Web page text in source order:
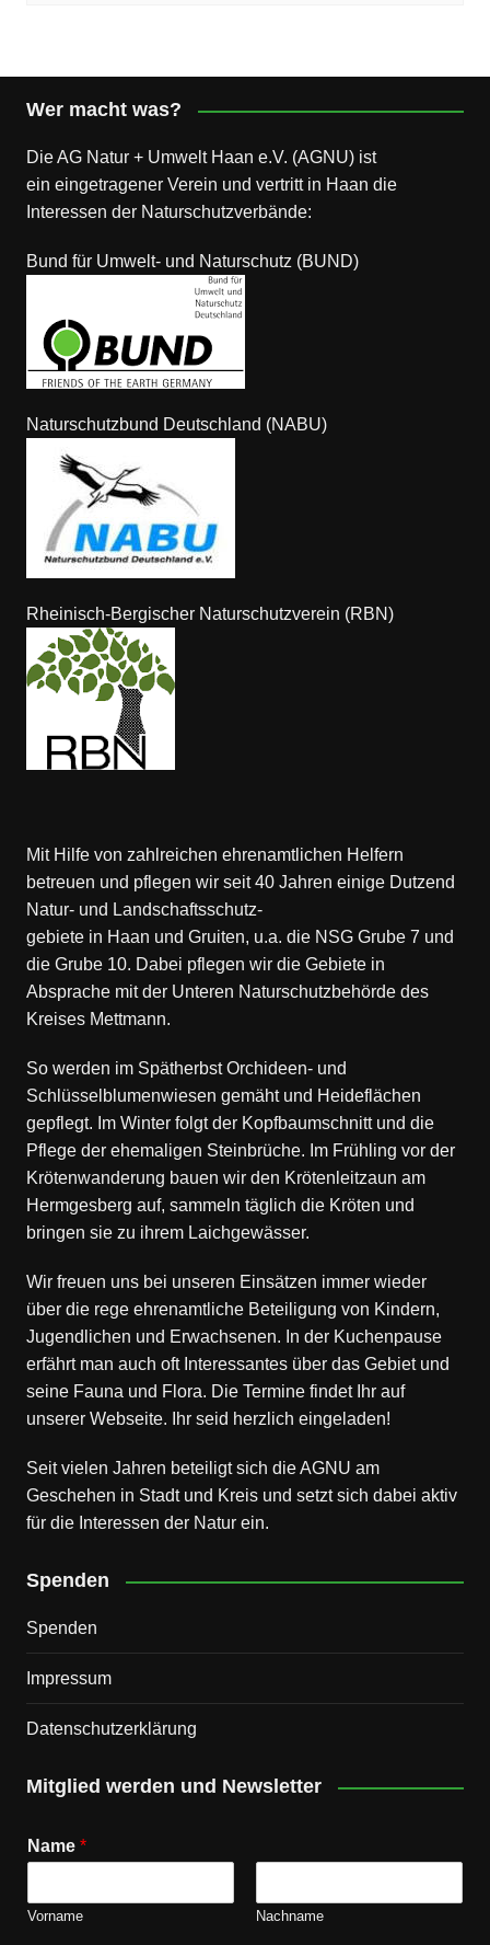
Wer macht was?
Die AG Natur + Umwelt Haan e.V. (AGNU) ist
ein eingetragener Verein und vertritt in Haan die
Interessen der Naturschutzverbände:
Bund für Umwelt- und Naturschutz (BUND)
Naturschutzbund Deutschland (NABU)
Rheinisch-Bergischer Naturschutzverein (RBN)
Mit Hilfe von zahlreichen ehrenamtlichen Helfern
betreuen und pflegen wir seit 40 Jahren einige Dutzend
Natur- und Landschaftsschutz-
gebiete in Haan und Gruiten, u.a. die NSG Grube 7 und
die Grube 10. Dabei pflegen wir die Gebiete in
Absprache mit der Unteren Naturschutzbehörde des
Kreises Mettmann.
So werden im Spätherbst Orchideen- und
Schlüsselblumenwiesen gemäht und Heideflächen
gepflegt. Im Winter folgt der Kopfbaumschnitt und die
Pflege der ehemaligen Steinbrüche. Im Frühling vor der
Krötenwanderung bauen wir den Krötenleitzaun am
Hermgesberg auf, sammeln täglich die Kröten und
bringen sie zu ihrem Laichgewässer.
Wir freuen uns bei unseren Einsätzen immer wieder
über die rege ehrenamtliche Beteiligung von Kindern,
Jugendlichen und Erwachsenen. In der Kuchenpause
erfährt man auch oft Interessantes über das Gebiet und
seine Fauna und Flora. Die Termine findet Ihr auf
unserer Webseite. Ihr seid herzlich eingeladen!
Seit vielen Jahren beteiligt sich die AGNU am
Geschehen in Stadt und Kreis und setzt sich dabei aktiv
für die Interessen der Natur ein.
Spenden
Spenden
Impressum
Datenschutz­erklärung
Mitglied werden und Newsletter
Name *
Vorname Nachname